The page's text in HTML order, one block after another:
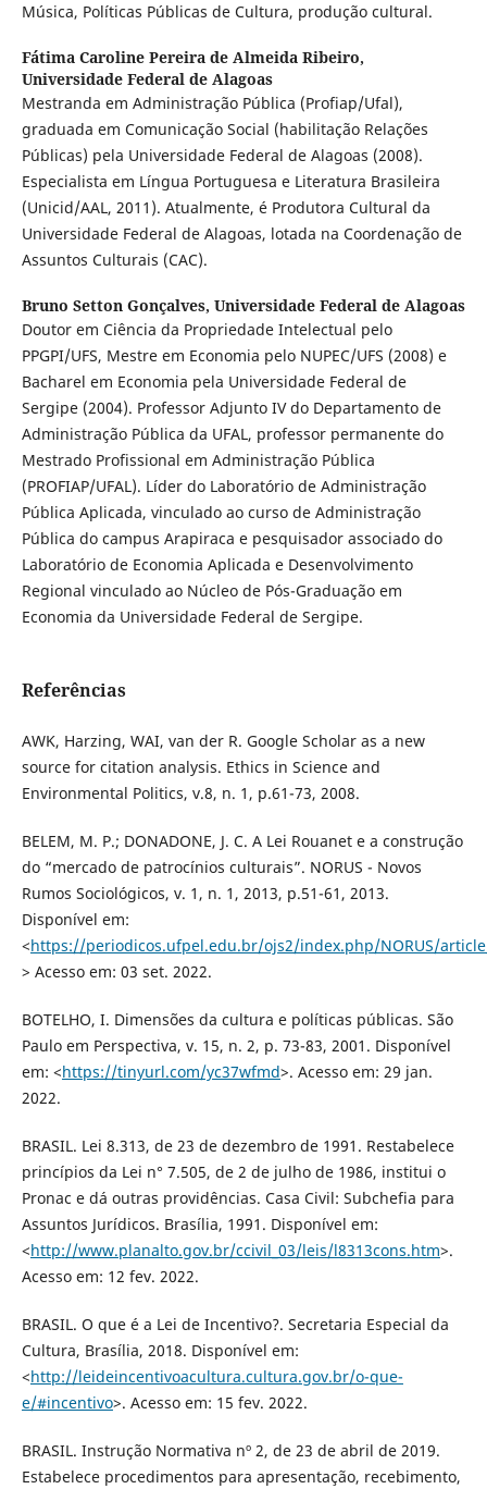
Música, Políticas Públicas de Cultura, produção cultural.
Fátima Caroline Pereira de Almeida Ribeiro,
Universidade Federal de Alagoas
Mestranda em Administração Pública (Profiap/Ufal),
graduada em Comunicação Social (habilitação Relações
Públicas) pela Universidade Federal de Alagoas (2008).
Especialista em Língua Portuguesa e Literatura Brasileira
(Unicid/AAL, 2011). Atualmente, é Produtora Cultural da
Universidade Federal de Alagoas, lotada na Coordenação de
Assuntos Culturais (CAC).
Bruno Setton Gonçalves, Universidade Federal de Alagoas
Doutor em Ciência da Propriedade Intelectual pelo
PPGPI/UFS, Mestre em Economia pelo NUPEC/UFS (2008) e
Bacharel em Economia pela Universidade Federal de
Sergipe (2004). Professor Adjunto IV do Departamento de
Administração Pública da UFAL, professor permanente do
Mestrado Profissional em Administração Pública
(PROFIAP/UFAL). Líder do Laboratório de Administração
Pública Aplicada, vinculado ao curso de Administração
Pública do campus Arapiraca e pesquisador associado do
Laboratório de Economia Aplicada e Desenvolvimento
Regional vinculado ao Núcleo de Pós-Graduação em
Economia da Universidade Federal de Sergipe.
Referências
AWK, Harzing, WAI, van der R. Google Scholar as a new
source for citation analysis. Ethics in Science and
Environmental Politics, v.8, n. 1, p.61-73, 2008.
BELEM, M. P.; DONADONE, J. C. A Lei Rouanet e a construção
do “mercado de patrocínios culturais”. NORUS - Novos
Rumos Sociológicos, v. 1, n. 1, 2013, p.51-61, 2013.
Disponível em:
<https://periodicos.ufpel.edu.br/ojs2/index.php/NORUS/
> Acesso em: 03 set. 2022.
BOTELHO, I. Dimensões da cultura e políticas públicas. São
Paulo em Perspectiva, v. 15, n. 2, p. 73-83, 2001. Disponível
em: <https://tinyurl.com/yc37wfmd>. Acesso em: 29 jan.
2022.
BRASIL. Lei 8.313, de 23 de dezembro de 1991. Restabelece
princípios da Lei n° 7.505, de 2 de julho de 1986, institui o
Pronac e dá outras providências. Casa Civil: Subchefia para
Assuntos Jurídicos. Brasília, 1991. Disponível em:
<http://www.planalto.gov.br/ccivil_03/leis/l8313cons.htm>.
Acesso em: 12 fev. 2022.
BRASIL. O que é a Lei de Incentivo?. Secretaria Especial da
Cultura, Brasília, 2018. Disponível em:
<http://leideincentivoacultura.cultura.gov.br/o-que-
e/#incentivo>. Acesso em: 15 fev. 2022.
BRASIL. Instrução Normativa nº 2, de 23 de abril de 2019.
Estabelece procedimentos para apresentação, recebimento,